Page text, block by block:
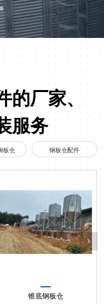
厂家、
服务
板仓 钢板仓配件
锥底钢板仓